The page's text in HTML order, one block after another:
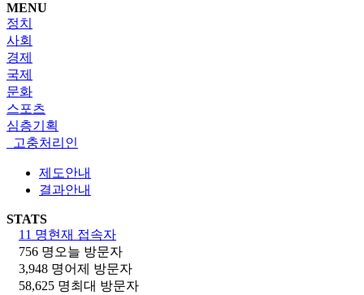
MENU
정치
사회
경제
국제
문화
스포츠
심층기획
고충처리인
제도안내
결과안내
STATS
11 명현재 접속자
756 명오늘 방문자
3,948 명어제 방문자
58,625 명최대 방문자